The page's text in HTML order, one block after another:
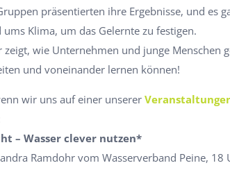
präsentierten ihre Ergebnisse, und es
Klima, um das Gelernte zu festigen.
zeigt, wie Unternehmen und junge Menschen
und voneinander lernen können!
wir uns auf einer unserer
– Wasser clever nutzen*
Ramdohr vom Wasserverband Peine, 18